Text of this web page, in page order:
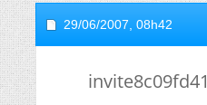
29/06/2007, 08h42
invite8c09fd41